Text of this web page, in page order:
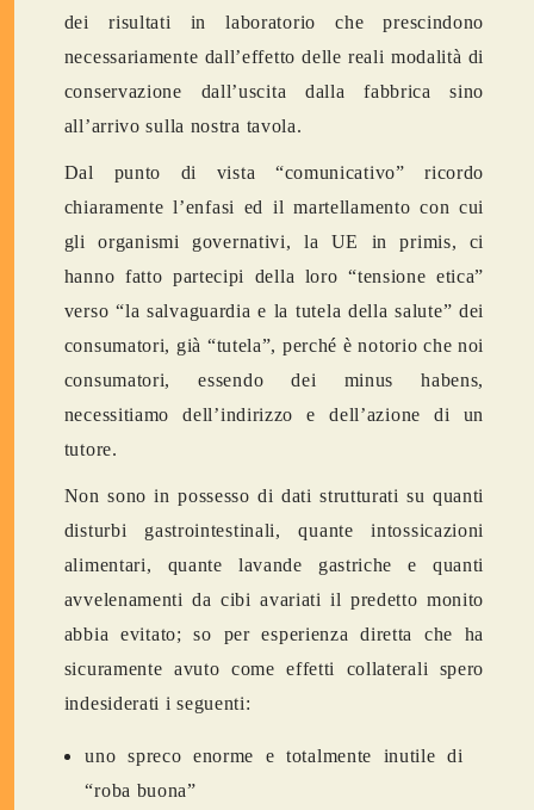
dei risultati in laboratorio che prescindono
necessariamente dall’effetto delle reali modalità di
conservazione dall’uscita dalla fabbrica sino
all’arrivo sulla nostra tavola.
Dal punto di vista “comunicativo” ricordo
chiaramente l’enfasi ed il martellamento con cui
gli organismi governativi, la UE in primis, ci
hanno fatto partecipi della loro “tensione etica”
verso “la salvaguardia e la tutela della salute” dei
consumatori, già “tutela”, perché è notorio che noi
consumatori, essendo dei minus habens,
necessitiamo dell’indirizzo e dell’azione di un
tutore.
Non sono in possesso di dati strutturati su quanti
disturbi gastrointestinali, quante intossicazioni
alimentari, quante lavande gastriche e quanti
avvelenamenti da cibi avariati il predetto monito
abbia evitato; so per esperienza diretta che ha
sicuramente avuto come effetti collaterali spero
indesiderati i seguenti:
uno spreco enorme e totalmente inutile di
“roba buona”